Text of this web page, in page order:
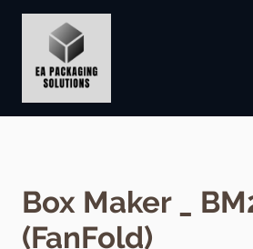
Box Maker _
(FanFold)